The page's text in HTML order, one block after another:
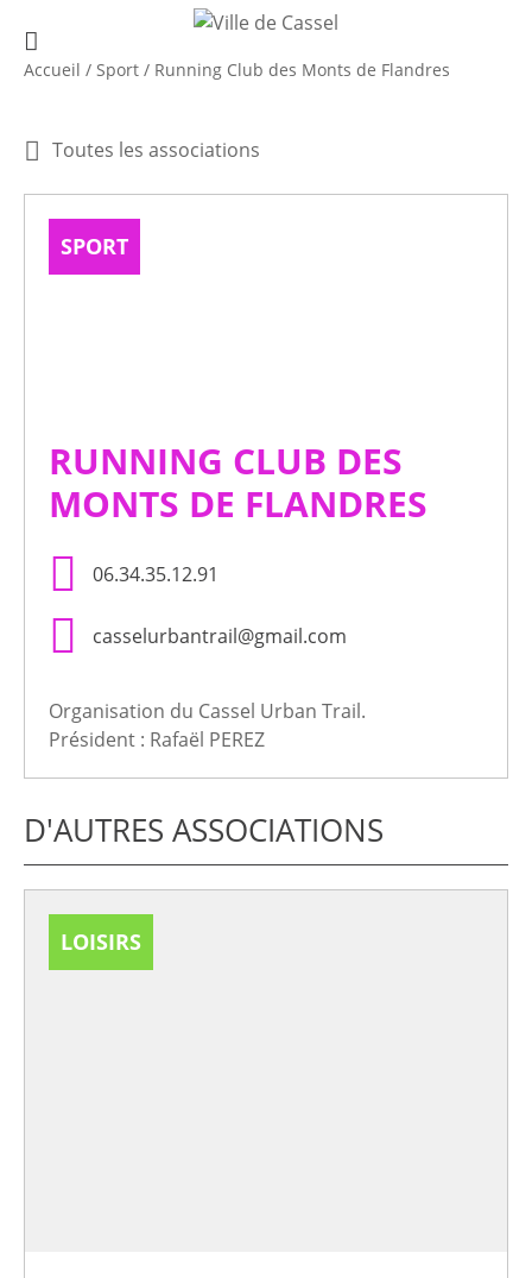
Accueil / Sport / Running Club des Monts de Flandres
Toutes les associations
SPORT
RUNNING CLUB DES
MONTS DE FLANDRES
06.34.35.12.91
casselurbantrail@gmail.com
Organisation du Cassel Urban Trail.
Président : Rafaël PEREZ
D'AUTRES ASSOCIATIONS
LOISIRS